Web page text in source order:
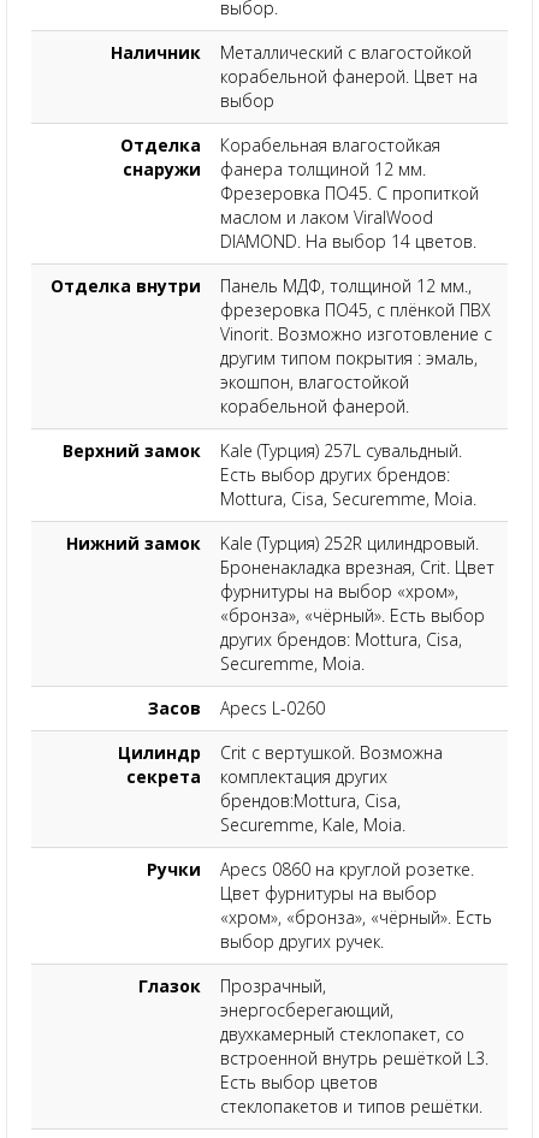
выбор.
Наличник
Металлический с влагостойкой
корабельной фанерой. Цвет на
выбор
Отделка
снаружи
Корабельная влагостойкая
фанера толщиной 12 мм.
Фрезеровка ПО45. С пропиткой
маслом и лаком ViralWood
DIAMOND. На выбор 14 цветов.
Отделка внутри
Панель МДФ, толщиной 12 мм.,
фрезеровка ПО45, с плёнкой ПВХ
Vinorit. Возможно изготовление с
другим типом покрытия : эмаль,
экошпон, влагостойкой
корабельной фанерой.
Верхний замок
Kale (Турция) 257L сувальдный.
Есть выбор других брендов:
Mottura, Cisa, Securemme, Moia.
Нижний замок
Kale (Турция) 252R цилиндровый.
Броненакладка врезная, Crit. Цвет
фурнитуры на выбор «хром»,
«бронза», «чёрный». Есть выбор
других брендов: Mottura, Cisa,
Securemme, Moia.
Засов
Apecs L-0260
Цилиндр
секрета
Crit с вертушкой. Возможна
комплектация других
брендов:Mottura, Cisa,
Securemme, Kale, Moia.
Ручки
Apecs 0860 на круглой розетке.
Цвет фурнитуры на выбор
«хром», «бронза», «чёрный». Есть
выбор других ручек.
Глазок
Прозрачный,
энергосберегающий,
двухкамерный стеклопакет, со
встроенной внутрь решёткой L3.
Есть выбор цветов
стеклопакетов и типов решётки.